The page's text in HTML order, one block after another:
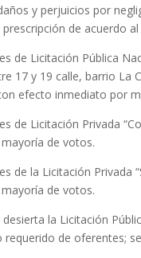
y perjuicios por
de acuerdo
de Licitación Pública
17 y 19 calle, barrio La
efecto inmediato por
de Licitación Privada
de votos.
de la Licitación
de votos.
la Licitación
de oferentes;